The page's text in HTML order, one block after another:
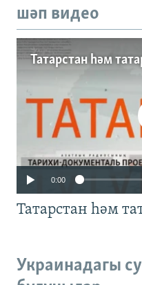
шәп видео
Татарстан һәм
No media
0:00
Татарстан һәм
Украинадагы